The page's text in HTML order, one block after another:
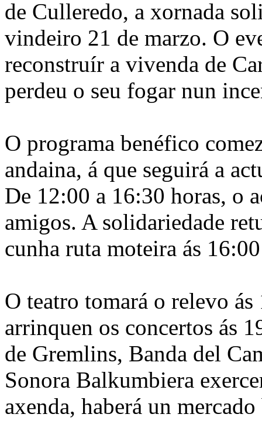
de Culleredo, a xornada
vindeiro 21 de marzo. O
reconstruír a vivenda de
perdeu o seu fogar nun
O programa benéfico
andaina, á que seguirá a
De 12:00 a 16:30 horas, o
amigos. A solidariedade
cunha ruta moteira ás
O teatro tomará o relevo
arrinquen os concertos ás
de Gremlins, Banda del
Sonora Balkumbiera
axenda, haberá un